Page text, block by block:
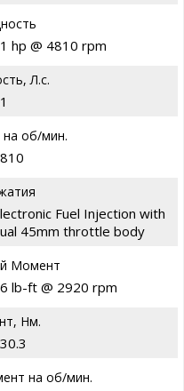
hp @ 4810 rpm
Л.с.
об/мин.
Fuel Injection with
45mm throttle body
Момент
lb-ft @ 2920 rpm
Нм.
на об/мин.